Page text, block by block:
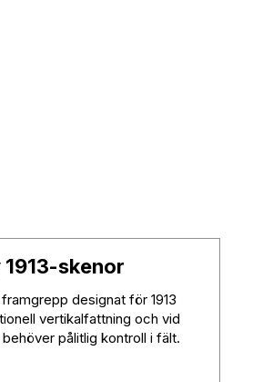
skenor
designat för 1913
vertikalfattning och vid
pålitlig kontroll i fält.